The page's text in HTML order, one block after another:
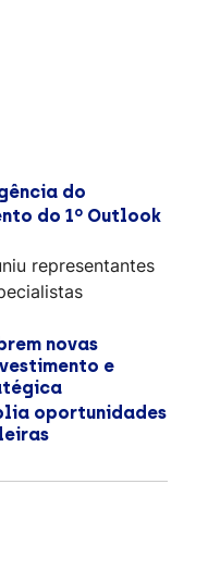
do
do 1º Outlook
representantes
novas
e
oportunidades